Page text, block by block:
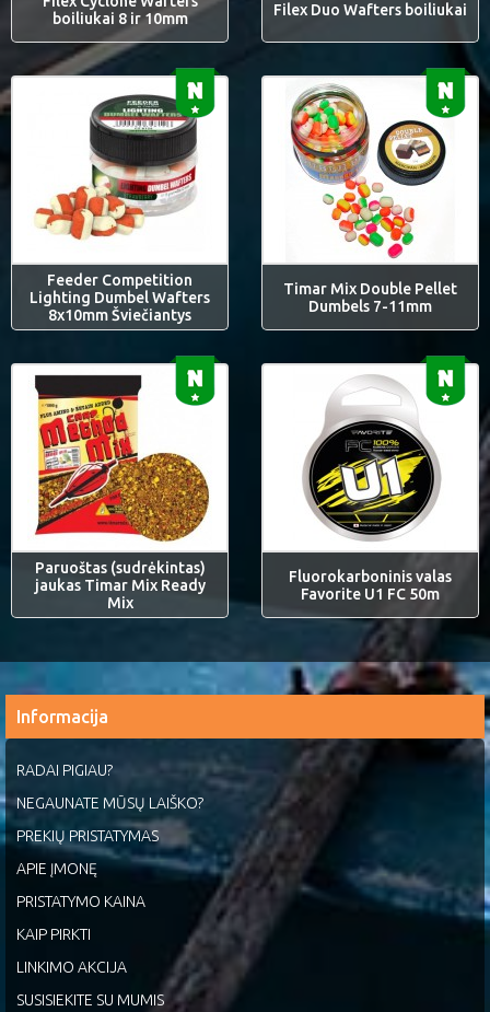
boiliukai 8 ir 10mm
Filex Duo Wafters boiliukai
Feeder Competition
Lighting Dumbel Wafters
8x10mm Šviečiantys
Timar Mix Double Pellet
Dumbels 7-11mm
Paruoštas (sudrėkintas)
jaukas Timar Mix Ready
Mix
Fluorokarboninis valas
Favorite U1 FC 50m
Informacija
RADAI PIGIAU?
NEGAUNATE MŪSŲ LAIŠKO?
PREKIŲ PRISTATYMAS
APIE ĮMONĘ
PRISTATYMO KAINA
KAIP PIRKTI
LINKIMO AKCIJA
SUSISIEKITE SU MUMIS